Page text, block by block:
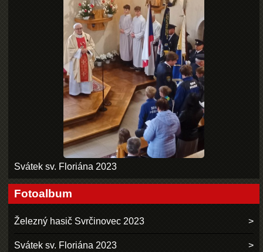
Svátek sv. Floriána 2023
Fotoalbum
Železný hasič Svrčinovec 2023
Svátek sv. Floriána 2023